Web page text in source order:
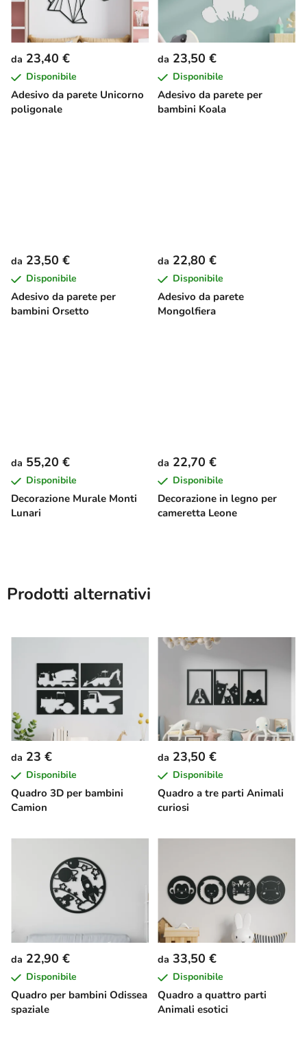
Adesivo da parete Unicorno
poligonale
da 23,40 €
Disponibile
Adesivo da parete per
bambini Koala
da 23,50 €
Disponibile
Adesivo da parete per
bambini Orsetto
da 23,50 €
Disponibile
Adesivo da parete
Mongolfiera
da 22,80 €
Disponibile
Decorazione Murale Monti
Lunari
da 55,20 €
Disponibile
Decorazione in legno per
cameretta Leone
da 22,70 €
Disponibile
Prodotti alternativi
Quadro 3D per bambini
Camion
da 23 €
Disponibile
Quadro a tre parti Animali
curiosi
da 23,50 €
Disponibile
Quadro per bambini Odissea
spaziale
da 22,90 €
Disponibile
Quadro a quattro parti
Animali esotici
da 33,50 €
Disponibile